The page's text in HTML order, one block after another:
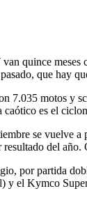
van quince meses
que hay
7.035 motos y
es el
se vuelve
del
por partida
el Kymco